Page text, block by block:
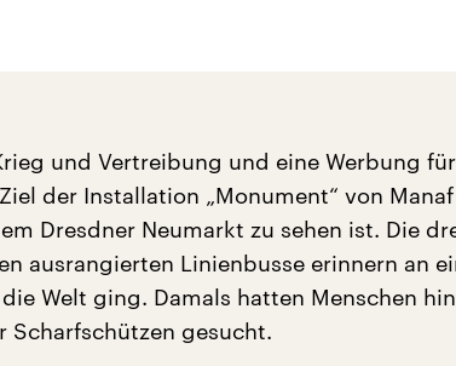
und Vertreibung und eine Werbung
der Installation „Monument“ von
Dresdner Neumarkt zu sehen ist. Die
ausrangierten Linienbusse erinnern an
Welt ging. Damals hatten Menschen
Scharfschützen gesucht.